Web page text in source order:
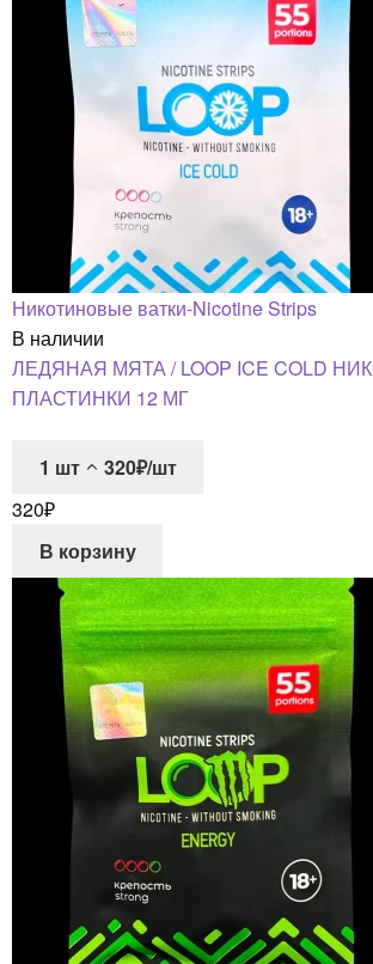
Никотиновые ватки-Nicotine Strips
В наличии
ЛЕДЯНАЯ МЯТА / LOOP ICE COLD
ПЛАСТИНКИ 12 МГ
1 шт
320₽/шт
320₽
В корзину